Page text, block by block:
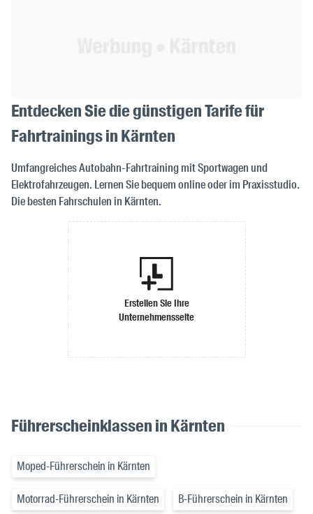
Entdecken Sie die günstigen Tarife für
Fahrtrainings in Kärnten
Umfangreiches Autobahn-Fahrtraining mit Sportwagen und
Elektrofahrzeugen. Lernen Sie bequem online oder im Praxisstudio.
Die besten Fahrschulen in Kärnten.
Erstellen Sie Ihre
Unternehmensseite
Führerscheinklassen in Kärnten
Moped-Führerschein in Kärnten
Motorrad-Führerschein in Kärnten B-Führerschein in Kärnten